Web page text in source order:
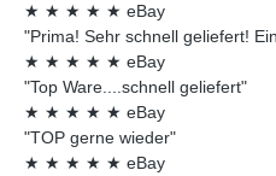
★ ★ ★ ★ ★ eBay
"Prima! Sehr schnell geliefert!
★ ★ ★ ★ ★ eBay
"Top Ware....schnell geliefert"
★ ★ ★ ★ ★ eBay
"TOP gerne wieder"
★ ★ ★ ★ ★ eBay